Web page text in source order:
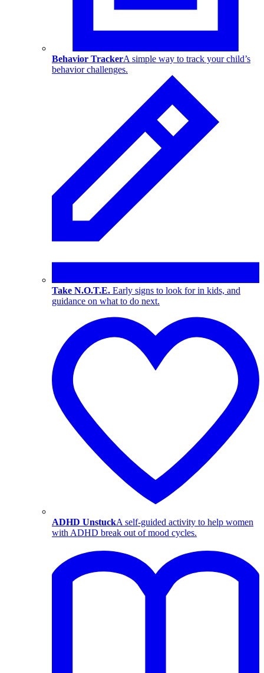
Behavior TrackerA simple way to track your child’s
behavior challenges.
Take N.O.T.E. Early signs to look for in kids, and
guidance on what to do next.
ADHD UnstuckA self-guided activity to help women
with ADHD break out of mood cycles.